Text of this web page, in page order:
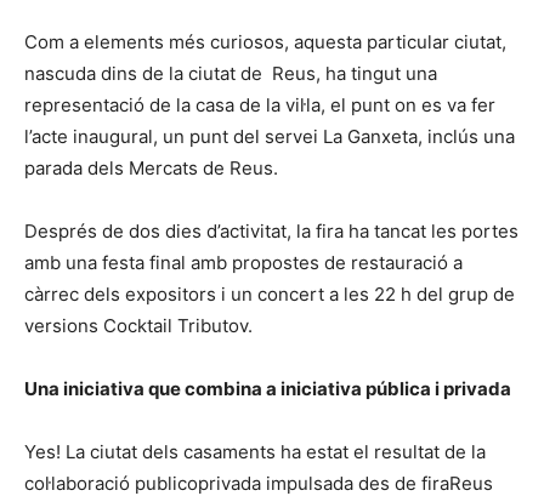
Com a elements més curiosos, aquesta particular ciutat,
nascuda dins de la ciutat de Reus, ha tingut una
representació de la casa de la vil·la, el punt on es va fer
l’acte inaugural, un punt del servei La Ganxeta, inclús una
parada dels Mercats de Reus.
Després de dos dies d’activitat, la fira ha tancat les portes
amb una festa final amb propostes de restauració a
càrrec dels expositors i un concert a les 22 h del grup de
versions Cocktail Tributov.
Una iniciativa que combina a iniciativa pública i privada
Yes! La ciutat dels casaments ha estat el resultat de la
col·laboració publicoprivada impulsada des de firaReus